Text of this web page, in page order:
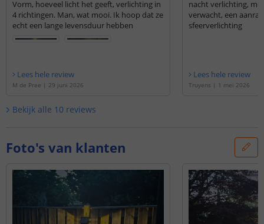
Vorm, hoeveel licht het geeft, verlichting in
4 richtingen. Man, wat mooi. Ik hoop dat ze
echt een lange levensduur hebben
Lees hele review
M de Pree | 29 juni 2026
nacht verlichting,
verwacht, een
sfeerverlichting
Lees hele review
Truyens | 1 mei 2026
Bekijk alle 10 reviews
Foto's van klanten